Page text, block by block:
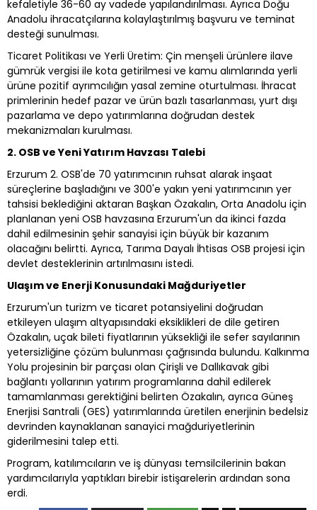
kefaletiyle 36-60 ay vadede yapılandırılması. Ayrıca Doğu
Anadolu ihracatçılarına kolaylaştırılmış başvuru ve teminat
desteği sunulması.
Ticaret Politikası ve Yerli Üretim: Çin menşeli ürünlere ilave
gümrük vergisi ile kota getirilmesi ve kamu alımlarında yerli
ürüne pozitif ayrımcılığın yasal zemine oturtulması. İhracat
primlerinin hedef pazar ve ürün bazlı tasarlanması, yurt dışı
pazarlama ve depo yatırımlarına doğrudan destek
mekanizmaları kurulması.
2. OSB ve Yeni Yatırım Havzası Talebi
Erzurum 2. OSB'de 70 yatırımcının ruhsat alarak inşaat
süreçlerine başladığını ve 300'e yakın yeni yatırımcının yer
tahsisi beklediğini aktaran Başkan Özakalın, Orta Anadolu için
planlanan yeni OSB havzasına Erzurum'un da ikinci fazda
dahil edilmesinin şehir sanayisi için büyük bir kazanım
olacağını belirtti. Ayrıca, Tarıma Dayalı İhtisas OSB projesi için
devlet desteklerinin artırılmasını istedi.
Ulaşım ve Enerji Konusundaki Mağduriyetler
Erzurum'un turizm ve ticaret potansiyelini doğrudan
etkileyen ulaşım altyapısındaki eksiklikleri de dile getiren
Özakalın, uçak bileti fiyatlarının yüksekliği ile sefer sayılarının
yetersizliğine çözüm bulunması çağrısında bulundu. Kalkınma
Yolu projesinin bir parçası olan Çirişli ve Dallıkavak gibi
bağlantı yollarının yatırım programlarına dahil edilerek
tamamlanması gerektiğini belirten Özakalın, ayrıca Güneş
Enerjisi Santrali (GES) yatırımlarında üretilen enerjinin bedelsiz
devrinden kaynaklanan sanayici mağduriyetlerinin
giderilmesini talep etti.
Program, katılımcıların ve iş dünyası temsilcilerinin bakan
yardımcılarıyla yaptıkları birebir istişarelerin ardından sona
erdi.